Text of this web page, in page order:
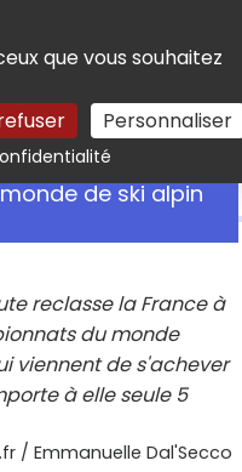
que vous souhaitez
Personnaliser
Rechercher
de ski alpin
reclasse la France à
du monde
viennent de s'achever
à elle seule 5
/ Emmanuelle Dal'Secco